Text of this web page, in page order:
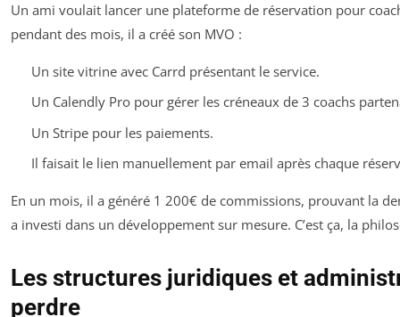
Un ami voulait lancer une plateforme de réservation pour
pendant des mois, il a créé son MVO :
Un site vitrine avec Carrd présentant le service.
Un Calendly Pro pour gérer les créneaux de 3 coachs
Un Stripe pour les paiements.
Il faisait le lien manuellement par email après chaque
En un mois, il a généré 1 200€ de commissions, prouvant la
a investi dans un développement sur mesure. C’est ça, la
Les structures juridiques et
perdre